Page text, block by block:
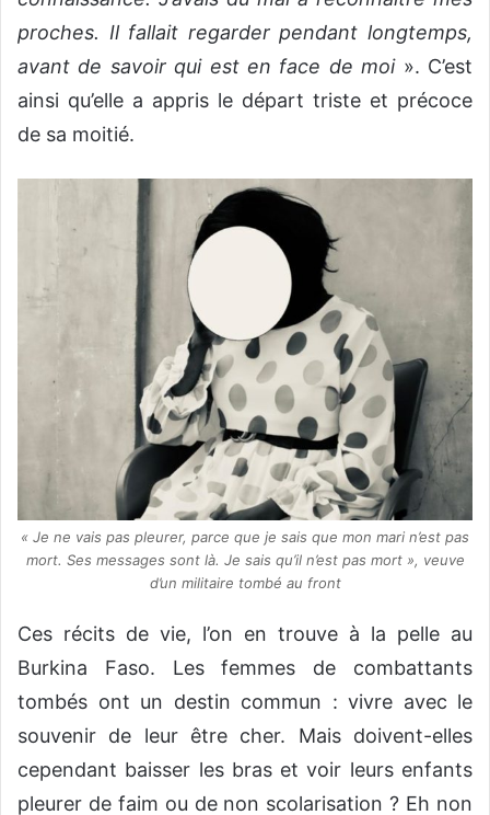
proches. Il fallait regarder pendant longtemps,
avant de savoir qui est en face de moi». C’est
ainsi qu’elle a appris le départ triste et précoce
de sa moitié.
« Je ne vais pas pleurer, parce que je sais que mon mari n’est pas
mort. Ses messages sont là. Je sais qu’il n’est pas mort », veuve
d’un militaire tombé au front
Ces récits de vie, l’on en trouve à la pelle au
Burkina Faso. Les femmes de combattants
tombés ont un destin commun : vivre avec le
souvenir de leur être cher. Mais doivent-elles
cependant baisser les bras et voir leurs enfants
pleurer de faim ou de non scolarisation ? Eh non